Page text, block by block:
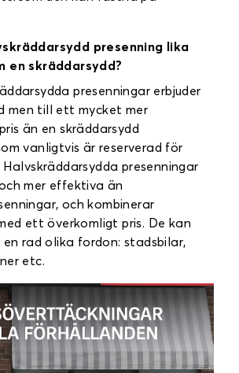
presenning lika
en skräddarsydd?
presenningar erbjuder
men till ett mycket mer
än en skräddarsydd
vanligtvis är reserverad för
presenningar
mer effektiva än
och kombinerar
ett överkomligt pris. De kan
rad olika fordon: stadsbilar,
etc.